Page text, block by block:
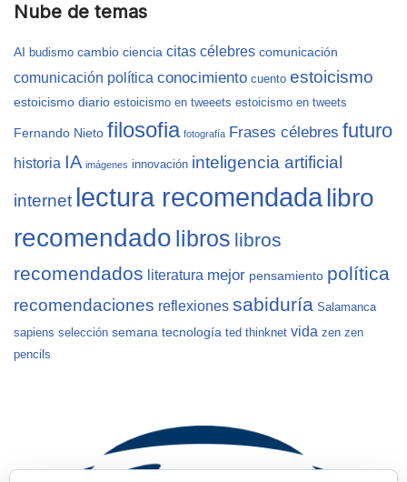
Nube de temas
AI budismo cambio ciencia citas célebres comunicación
comunicación política conocimiento cuento estoicismo
estoicismo diario estoicismo en tweeets estoicismo en tweets
Fernando Nieto filosofia fotografía Frases célebres futuro
historia IA imágenes innovación inteligencia artificial
internet lectura recomendadalibro
recomendado libros libros
recomendados literatura mejor pensamiento política
recomendaciones reflexiones sabiduría Salamanca
sapiens selección semana tecnología ted thinknet vida zen zen
pencils